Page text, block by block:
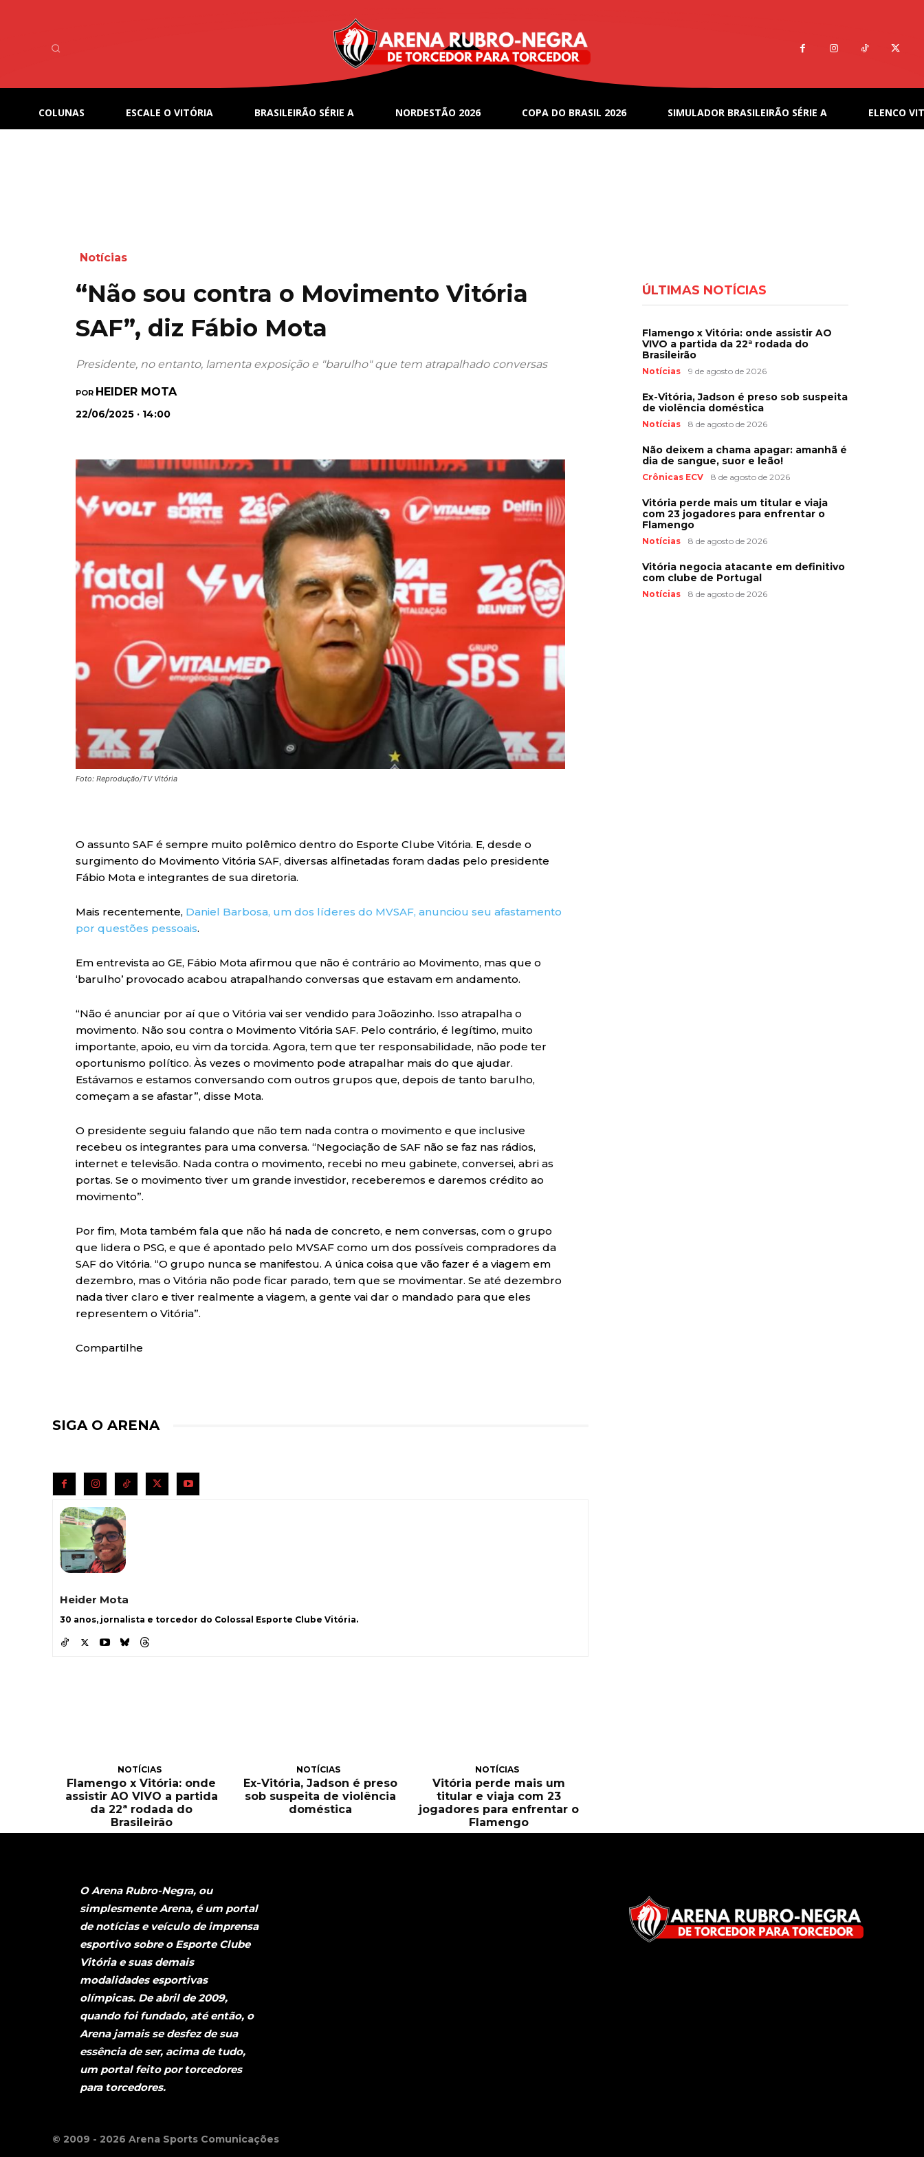
COLUNAS ESCALE O VITÓRIA BRASILEIRÃO SÉRIE A NORDESTÃO 2026 COPA DO BRASIL 2026 SIMULADOR BRASILEIRÃO SÉRIE A ELENCO
Notícias
“Não sou contra o Movimento Vitória
SAF”, diz Fábio Mota
Presidente, no entanto, lamenta exposição e "barulho" que tem atrapalhado conversas
POR HEIDER MOTA
22/06/2025 · 14:00
Foto: Reprodução/TV Vitória
O assunto SAF é sempre muito polêmico dentro do Esporte Clube Vitória. E, desde o
surgimento do Movimento Vitória SAF, diversas alfinetadas foram dadas pelo presidente
Fábio Mota e integrantes de sua diretoria.
Mais recentemente, Daniel Barbosa, um dos líderes do MVSAF, anunciou seu afastamento
por questões pessoais.
Em entrevista ao GE, Fábio Mota afirmou que não é contrário ao Movimento, mas que o
‘barulho’ provocado acabou atrapalhando conversas que estavam em andamento.
“Não é anunciar por aí que o Vitória vai ser vendido para Joãozinho. Isso atrapalha o
movimento. Não sou contra o Movimento Vitória SAF. Pelo contrário, é legítimo, muito
importante, apoio, eu vim da torcida. Agora, tem que ter responsabilidade, não pode ter
oportunismo político. Às vezes o movimento pode atrapalhar mais do que ajudar.
Estávamos e estamos conversando com outros grupos que, depois de tanto barulho,
começam a se afastar”, disse Mota.
O presidente seguiu falando que não tem nada contra o movimento e que inclusive
recebeu os integrantes para uma conversa. “Negociação de SAF não se faz nas rádios,
internet e televisão. Nada contra o movimento, recebi no meu gabinete, conversei, abri as
portas. Se o movimento tiver um grande investidor, receberemos e daremos crédito ao
movimento”.
Por fim, Mota também fala que não há nada de concreto, e nem conversas, com o grupo
que lidera o PSG, e que é apontado pelo MVSAF como um dos possíveis compradores da
SAF do Vitória. “O grupo nunca se manifestou. A única coisa que vão fazer é a viagem em
dezembro, mas o Vitória não pode ficar parado, tem que se movimentar. Se até dezembro
nada tiver claro e tiver realmente a viagem, a gente vai dar o mandado para que eles
representem o Vitória”.
Compartilhe
SIGA O ARENA
Heider Mota
30 anos, jornalista e torcedor do Colossal Esporte Clube Vitória.
NOTÍCIAS
Flamengo x Vitória: onde
assistir AO VIVO a partida
da 22ª rodada do
Brasileirão
NOTÍCIAS
Ex-Vitória, Jadson é preso
sob suspeita de violência
doméstica
NOTÍCIAS
Vitória perde mais um
titular e viaja com 23
jogadores para enfrentar o
Flamengo
ÚLTIMAS NOTÍCIAS
Flamengo x Vitória: onde assistir AO
VIVO a partida da 22ª rodada do
Brasileirão
Notícias 9 de agosto de 2026
Ex-Vitória, Jadson é preso sob suspeita
de violência doméstica
Notícias 8 de agosto de 2026
Não deixem a chama apagar: amanhã é
dia de sangue, suor e leão!
Crônicas ECV 8 de agosto de 2026
Vitória perde mais um titular e viaja
com 23 jogadores para enfrentar o
Flamengo
Notícias 8 de agosto de 2026
Vitória negocia atacante em definitivo
com clube de Portugal
Notícias 8 de agosto de 2026
O Arena Rubro-Negra, ou
simplesmente Arena, é um portal
de notícias e veículo de imprensa
esportivo sobre o Esporte Clube
Vitória e suas demais
modalidades esportivas
olímpicas. De abril de 2009,
quando foi fundado, até então, o
Arena jamais se desfez de sua
essência de ser, acima de tudo,
um portal feito por torcedores
para torcedores.
© 2009 - 2026 Arena Sports Comunicações